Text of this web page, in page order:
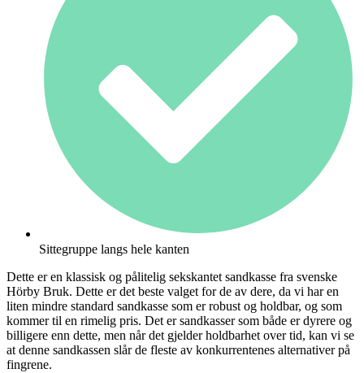
Sittegruppe langs hele kanten
Dette er en klassisk og pålitelig sekskantet sandkasse fra svenske
Hörby Bruk. Dette er det beste valget for de av dere, da vi har en
liten mindre standard sandkasse som er robust og holdbar, og som
kommer til en rimelig pris. Det er sandkasser som både er dyrere og
billigere enn dette, men når det gjelder holdbarhet over tid, kan vi se
at denne sandkassen slår de fleste av konkurrentenes alternativer på
fingrene.